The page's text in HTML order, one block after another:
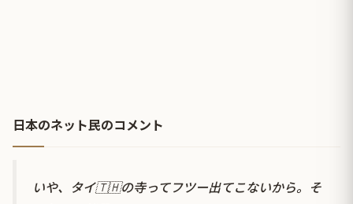
日本のネット民のコメント
いや、タイ🇹🇭の寺ってフツー出てこないから。そ